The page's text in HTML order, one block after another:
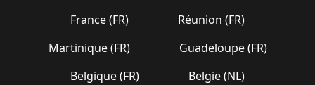
France (FR)
Réunion (FR)
Martinique (FR)
Guadeloupe (FR)
Belgique (FR)
België (NL)